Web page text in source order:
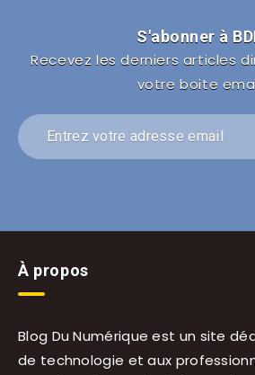
S'abonner à
Recevez les derniers articles
votre boite
À propos
Blog Du Numérique est un site
de technologie et aux